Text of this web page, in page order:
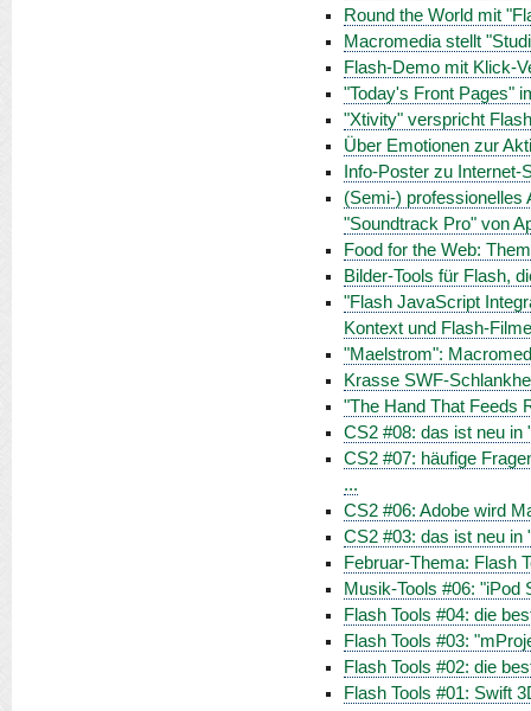
Round the World mit
Macromedia stellt
Flash-Demo mit Klick-
"Today's Front Pages"
"Xtivity" verspricht
Über Emotionen zur
Info-Poster zu Internet-
(Semi-) professionelles
"Soundtrack Pro" von
Food for the Web:
Bilder-Tools für Flash,
"Flash JavaScript
Kontext und Flash-
"Maelstrom":
Krasse SWF-
"The Hand That Feeds
CS2 #08: das ist neu in
CS2 #07: häufige
...
CS2 #06: Adobe wird
CS2 #03: das ist neu in
Februar-Thema: Flash
Musik-Tools #06: "iPod
Flash Tools #04: die
Flash Tools #03:
Flash Tools #02: die
Flash Tools #01: Swift